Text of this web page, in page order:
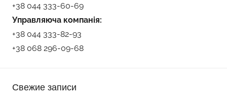
+38 044 333-60-69
Управляюча компанія:
+38 044 333-82-93
+38 068 296-09-68
Свежие записи